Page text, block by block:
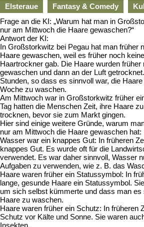
Elsteraue
Fantasy & Comedy
Frage an die KI: „Warum hat man in
nur am Mittwoch die Haare gewaschen?“
Antwort der KI:
In Großstorkwitz bei Pegau hat man früher
Haare gewaschen, weil es früher noch
Haartrockner gab. Die Haare wurden
gewaschen und dann an der Luft
Stunden, so dass es sinnvoll war, die
Woche zu waschen.
Am Mittwoch war in Großstorkwitz früher
Tag hatten die Menschen Zeit, ihre Haare
trocknen, bevor sie zum Markt gingen.
Hier sind einige weitere Gründe, warum
nur am Mittwoch die Haare gewaschen hat:
Wasser war ein knappes Gut: In früheren
knappes Gut. Es wurde oft für die
verwendet. Es war daher sinnvoll, Wasser
Aufgaben zu verwenden, wie z. B. das
Haare waren früher ein Statussymbol: In
lange, gesunde Haare ein Statussymbol.
um sich selbst kümmerte und dass man es
Haare zu waschen.
Haare waren früher ein Schutz: In früheren
Schutz vor Kälte und Sonne. Sie waren
Insekten.